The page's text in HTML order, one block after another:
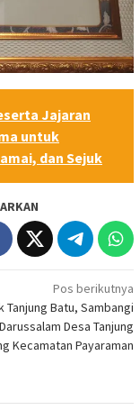
Jajaran
untuk
dan Sejuk
Pos berikutnya
Tanjung Batu, Sambangi
Desa Tanjung
Kecamatan Payaraman